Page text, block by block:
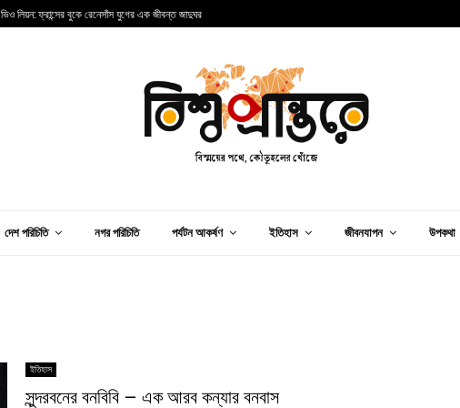
ভিও লিয়ন: ফ্রান্সের বুকে রেনেসাঁস যুগের এক জীবন্ত জাদুঘর
দেশ পরিচিতি নগর পরিচিতি পর্যটন আকর্ষণ ইতিহাস জীবনযাপন উপকথা
ইতিহাস
সুন্দরবনের বনবিবি – এক আরব কন্যার বনবাস